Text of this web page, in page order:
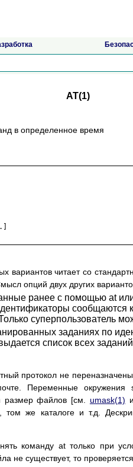
AT(1)
в определенное время
вариантов читает со
опций двух других
ранее с помощью at
сообщаются
суперпользователь
заданиях по
список всех
протокол не
Переменные окружения
размер файлов [см. umask(1)
том же каталоге и т.д.
команду at только при
не существует, то